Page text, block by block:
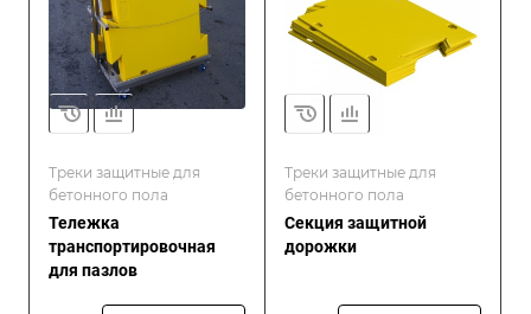
Треки защитные для
бетонного пола
Тележка
транспортировочная
для пазлов
Треки защитные для
бетонного пола
Секция защитной
дорожки